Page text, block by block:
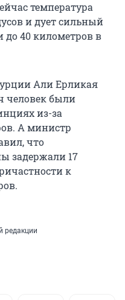
температура
и дует сильный
до 40 километров в
Али Ерликая
человек были
из-за
А министр
что
задержали 17
к
редакции